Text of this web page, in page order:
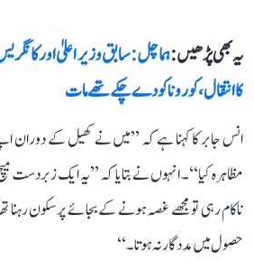
یہ بھی پڑھیں :ہماچل: سابق وزیر اعلیٰ اور
کا انتقال، کورونا کو دے چکے تھے مات
انس جابر کا کہنا ہے کہ ’’میں نے کھیل کے دوران
مظاہرہ کیا‘‘۔ انہوں نے بتایا کہ ’’یہ ایک زبردست
ناکام رہی تو مجھے غصہ ہونے کے بجائے پرسکون
حصول میں مددگار نہ ہوتا۔‘‘